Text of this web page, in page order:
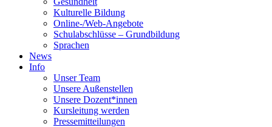
Kulturelle Bildung
Online-/Web-Angebote
Schulabschlüsse – Grundbildung
Sprachen
News
Info
Unser Team
Unsere Außenstellen
Unsere Dozent*innen
Kursleitung werden
Pressemitteilungen